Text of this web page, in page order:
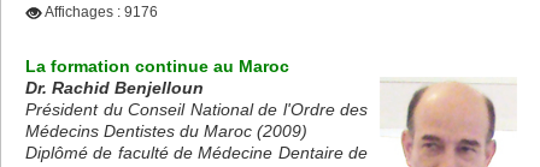
Affichages : 9176
La formation continue au Maroc
Dr. Rachid Benjelloun
Président du Conseil National de l'Ordre des
Médecins Dentistes du Maroc (2009)
Diplômé de faculté de Médecine Dentaire de